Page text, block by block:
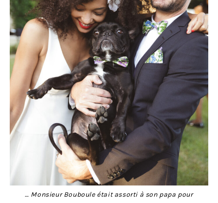
… Monsieur Bouboule était assorti à son papa pour